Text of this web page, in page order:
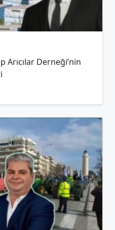
Derneği’nin